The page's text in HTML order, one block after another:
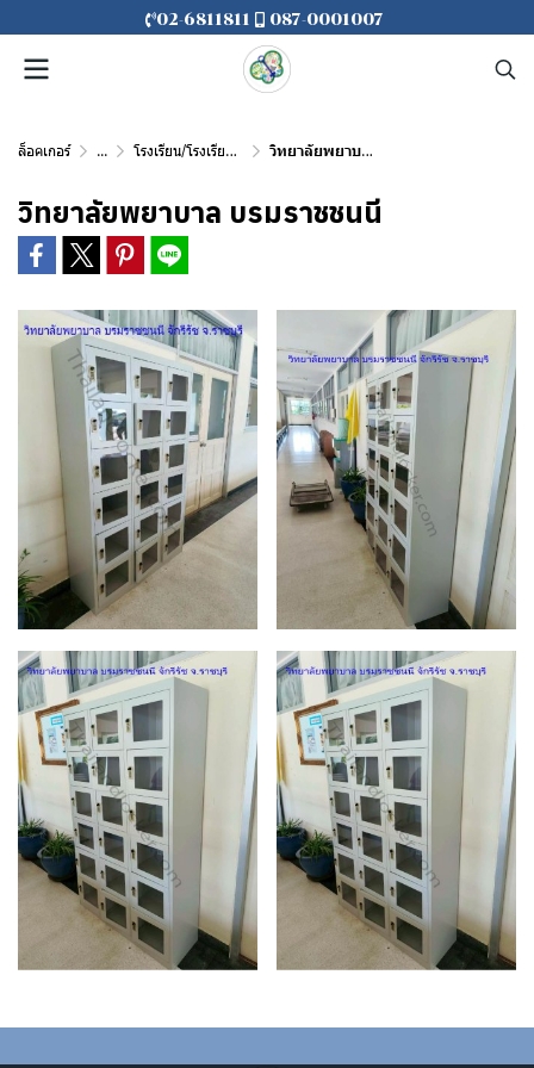
02-6811811 087-0001007
ล็อคเกอร์ ... โรงเรียน/โรงเรียนนานาชาติ/มหาวิทยาลัย วิทยาลัยพยาบาล บรมราชชนนี
วิทยาลัยพยาบาล บรมราชชนนี